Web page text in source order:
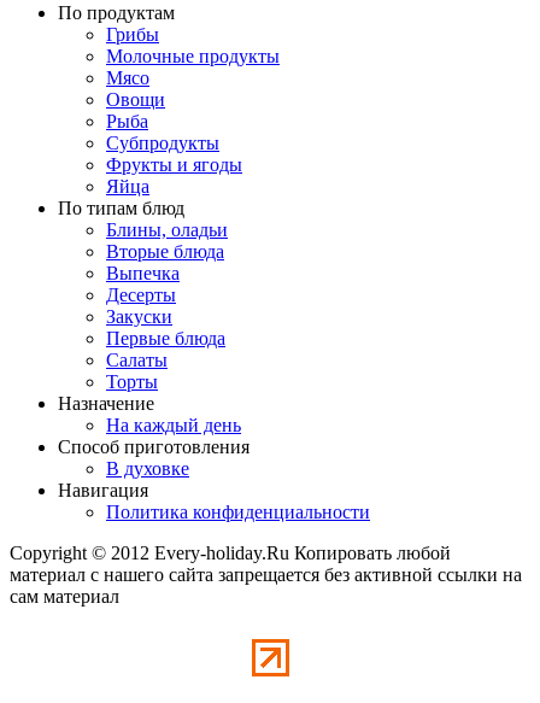
По продуктам
Грибы
Молочные продукты
Мясо
Овощи
Рыба
Субпродукты
Фрукты и ягоды
Яйца
По типам блюд
Блины, оладьи
Вторые блюда
Выпечка
Десерты
Закуски
Первые блюда
Салаты
Торты
Назначение
На каждый день
Способ приготовления
В духовке
Навигация
Политика конфиденциальности
Copyright © 2012 Every-holiday.Ru Копировать любой
материал с нашего сайта запрещается без активной ссылки на
сам материал